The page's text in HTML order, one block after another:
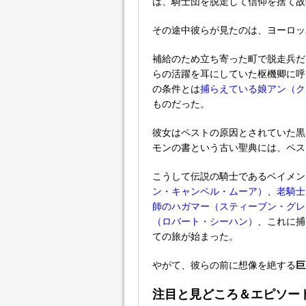
その途中彼らが見たのは、ヨーロ
補給のため立ち寄った町で脱走兵
らの活躍を耳にしていた枢機卿に
の条件とは捕らえている娘アン（
ものだった。
彼女はペストの原因とされていた
モンの書という古い聖典には、ペ
こうして伝説の騎士であるベイメ
ン・キャンベル・ムーア）
老騎
師のハガマー（スティーブン・グ
（ロバート・シーハン）
、これに
ての旅が始まった。
やがて、彼らの前に想像を絶する
注目と見どころ＆エピソー